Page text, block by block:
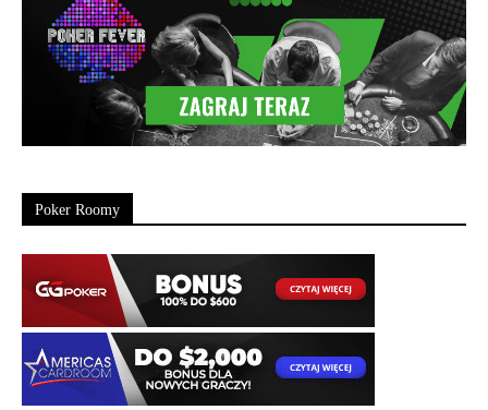
Poker Roomy